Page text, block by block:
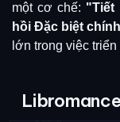
một cơ chế: "Tiết
hồi Đặc biệt
lớn trong việc